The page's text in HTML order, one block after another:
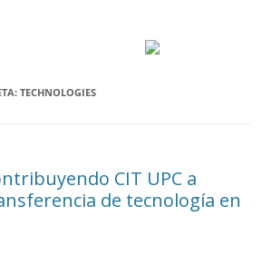
TECHNOLOGIES
CIT UPC a
de tecnología en